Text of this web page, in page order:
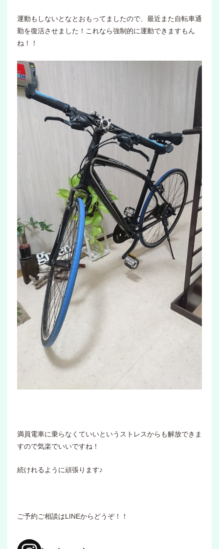
運動もしないとなとおもってましたので、最近また自転車通
勤を復活させました！これなら強制的に運動できますもん
ね！！
満員電車に乗らなくていいというストレスからも解放できま
すので気楽でいいですね！
続けれるように頑張ります♪
ご予約ご相談はLINEからどうぞ！！